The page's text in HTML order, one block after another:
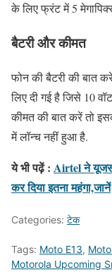
के लिए फ्रंट में 5
बैटरी और कीमत
फोन की बैटरी की बात
लिए दी गई है जिसे 10
कीमत की बात करें तो
में लॉन्च नहीं हुआ है.
ये भी पढ़ें : Airtel ने
कर दिया इतना महंगा,जानें
Categories: टेक
Tags: Moto E13,
Motorola Upcoming